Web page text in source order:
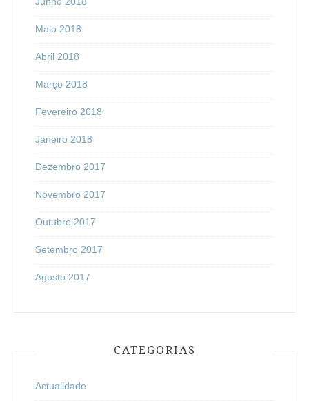
Maio 2018
Abril 2018
Março 2018
Fevereiro 2018
Janeiro 2018
Dezembro 2017
Novembro 2017
Outubro 2017
Setembro 2017
Agosto 2017
CATEGORIAS
Actualidade